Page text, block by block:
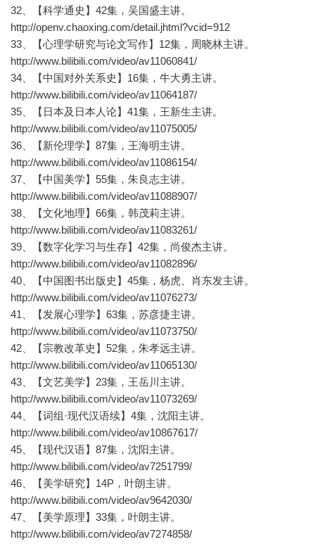
32、【科学通史】42集，吴国盛主讲。
http://openv.chaoxing.com/detail.jhtml?vcid=912
33、【心理学研究与论文写作】12集，周晓林主讲。
http://www.bilibili.com/video/av11060841/
34、【中国对外关系史】16集，牛大勇主讲。
http://www.bilibili.com/video/av11064187/
35、【日本及日本人论】41集，王新生主讲。
http://www.bilibili.com/video/av11075005/
36、【新伦理学】87集，王海明主讲。
http://www.bilibili.com/video/av11086154/
37、【中国美学】55集，朱良志主讲。
http://www.bilibili.com/video/av11088907/
38、【文化地理】66集，韩茂莉主讲。
http://www.bilibili.com/video/av11083261/
39、【数字化学习与生存】42集，尚俊杰主讲。
http://www.bilibili.com/video/av11082896/
40、【中国图书出版史】45集，杨虎、肖东发主讲。
http://www.bilibili.com/video/av11076273/
41、【发展心理学】63集，苏彦捷主讲。
http://www.bilibili.com/video/av11073750/
42、【宗教改革史】52集，朱孝远主讲。
http://www.bilibili.com/video/av11065130/
43、【文艺美学】23集，王岳川主讲。
http://www.bilibili.com/video/av11073269/
44、【词组·现代汉语续】4集，沈阳主讲。
http://www.bilibili.com/video/av10867617/
45、【现代汉语】87集，沈阳主讲。
http://www.bilibili.com/video/av7251799/
46、【美学研究】14P，叶朗主讲。
http://www.bilibili.com/video/av9642030/
47、【美学原理】33集，叶朗主讲。
http://www.bilibili.com/video/av7274858/